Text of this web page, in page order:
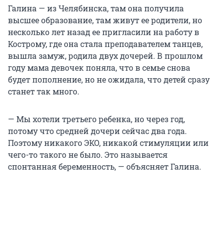
Галина — из Челябинска, там она получила
высшее образование, там живут ее родители, но
несколько лет назад ее пригласили на работу в
Кострому, где она стала преподавателем танцев,
вышла замуж, родила двух дочерей. В прошлом
году мама девочек поняла, что в семье снова
будет пополнение, но не ожидала, что детей сразу
станет так много.
— Мы хотели третьего ребенка, но через год,
потому что средней дочери сейчас два года.
Поэтому никакого ЭКО, никакой стимуляции или
чего-то такого не было. Это называется
спонтанная беременность, — объясняет Галина.